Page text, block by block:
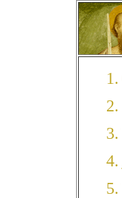
1.
2.
3.
4.
5.